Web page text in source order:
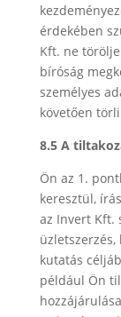
érdekében
Kft. ne
bíróság
személyes
követően
8.5 A
Ön az 1.
keresztül,
az Invert Kft.
kutatás
például Ön